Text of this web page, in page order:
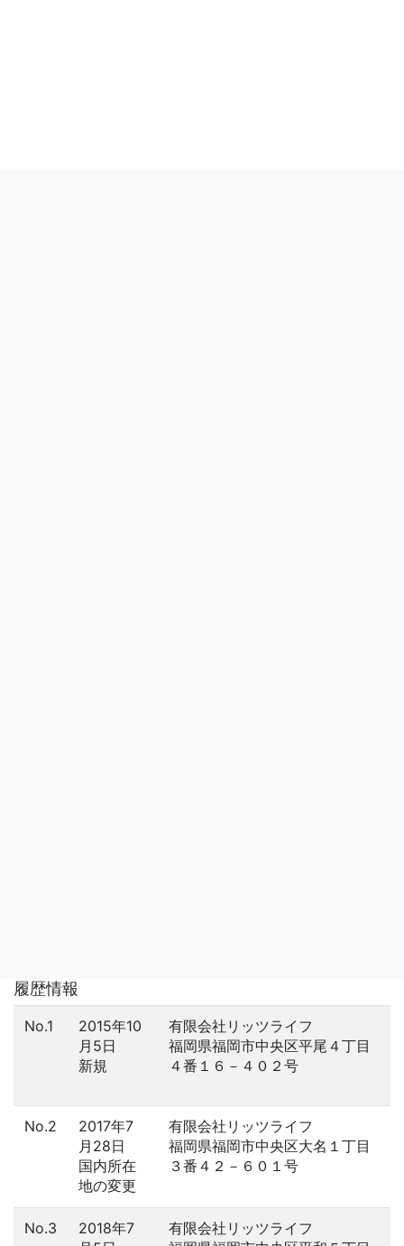
履歴情報
No.1
2015年10
月5日
新規
有限会社リッツライフ
福岡県福岡市中央区平尾４丁目
４番１６－４０２号
No.2
2017年7
月28日
国内所在
地の変更
有限会社リッツライフ
福岡県福岡市中央区大名１丁目
３番４２－６０１号
No.3
2018年7
有限会社リッツライフ